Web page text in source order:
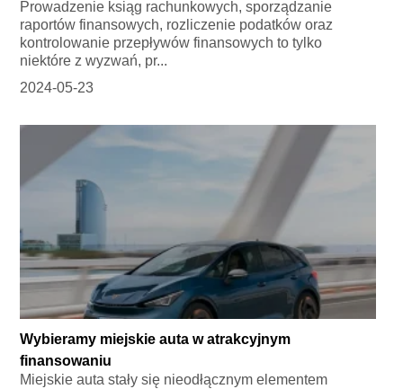
Prowadzenie ksiąg rachunkowych, sporządzanie
raportów finansowych, rozliczenie podatków oraz
kontrolowanie przepływów finansowych to tylko
niektóre z wyzwań, pr...
2024-05-23
Wybieramy miejskie auta w atrakcyjnym
finansowaniu
Miejskie auta stały się nieodłącznym elementem